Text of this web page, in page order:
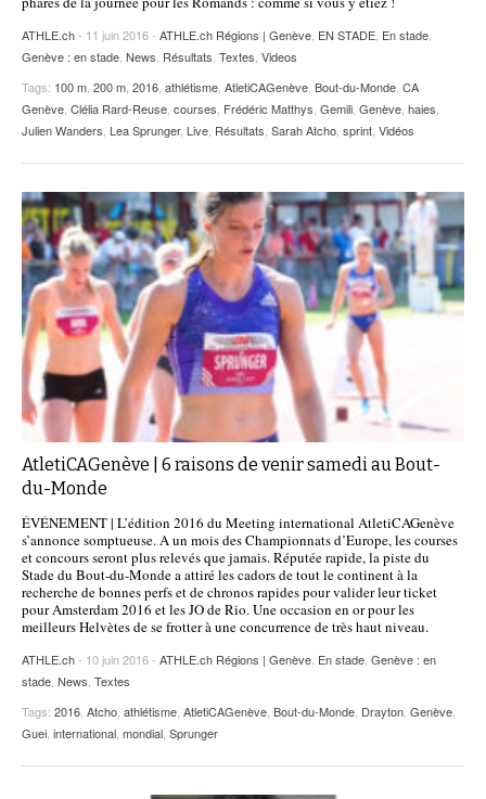
ATHLE.ch- 11 juin 2016 - ATHLE.ch Régions | Genève, EN STADE, En stade,
Genève : en stade, News, Résultats, Textes, Videos
Tags: 100 m, 200 m, 2016, athlétisme, AtletiCAGenève, Bout-du-Monde, CA
Genève, Clélia Rard-Reuse, courses, Frédéric Matthys, Gemili, Genève, haies,
Julien Wanders, Lea Sprunger, Live, Résultats, Sarah Atcho, sprint, Vidéos
AtletiCAGenève | 6 raisons de venir samedi au Bout-
du-Monde
ÉVÉNEMENT | L’édition 2016 du Meeting international AtletiCAGenève
s’annonce somptueuse. A un mois des Championnats d’Europe, les courses
et concours seront plus relevés que jamais. Réputée rapide, la piste du
Stade du Bout-du-Monde a attiré les cadors de tout le continent à la
recherche de bonnes perfs et de chronos rapides pour valider leur ticket
pour Amsterdam 2016 et les JO de Rio. Une occasion en or pour les
meilleurs Helvètes de se frotter à une concurrence de très haut niveau.
ATHLE.ch- 10 juin 2016 - ATHLE.ch Régions | Genève En stade Genève : en
stade News Textes
Tags: 2016 Atcho athlétisme AtletiCAGenève Bout-du-Monde Drayton Genève
Guei international mondial Sprunger